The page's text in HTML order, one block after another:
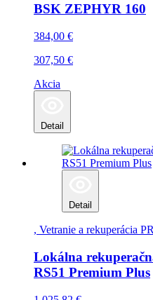
BSK ZEPHYR 160
384,00 €
307,50 €
Akcia
Detail
Detail
, Vetranie a rekuperácia
Lokálna
RS51 Premium Plus